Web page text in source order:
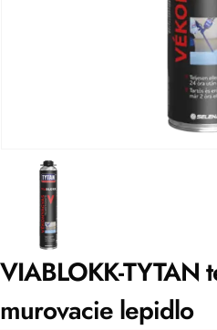
VIABLOKK-TYTAN
murovacie lepidlo